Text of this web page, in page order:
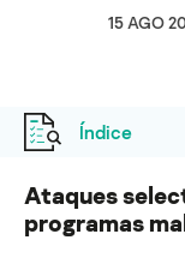
15 AGO
Índice
Ataques
programas